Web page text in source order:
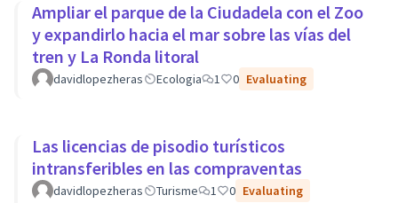
Ampliar el parque de la Ciudadela con el Zoo
y expandirlo hacia el mar sobre las vías del
tren y La Ronda litoral
davidlopezheras Ecologia 1 0 Evaluating
Las licencias de pisodio turísticos
intransferibles en las compraventas
davidlopezheras Turisme 1 0 Evaluating